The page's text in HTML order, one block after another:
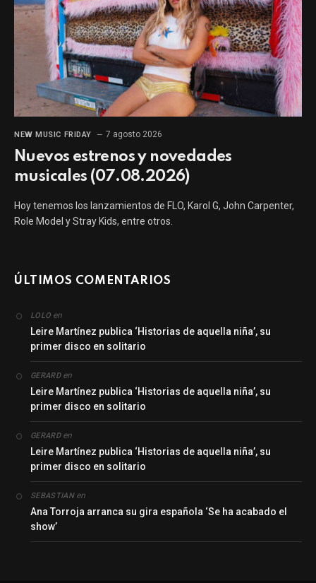
NEW MUSIC FRIDAY 7 agosto 2026
Nuevos estrenos y novedades
musicales (07.08.2026)
Hoy tenemos los lanzamientos de FLO, Karol G, John Carpenter,
Role Model y Stray Kids, entre otros.
ÚLTIMOS COMENTARIOS
LOLO en
Leire Martínez publica ‘Historias de aquella niña’, su
primer disco en solitario
GERARDen
Leire Martínez publica ‘Historias de aquella niña’, su
primer disco en solitario
GERARDen
Leire Martínez publica ‘Historias de aquella niña’, su
primer disco en solitario
SEBASTIANen
Ana Torroja arranca su gira española ‘Se ha acabado el
show’